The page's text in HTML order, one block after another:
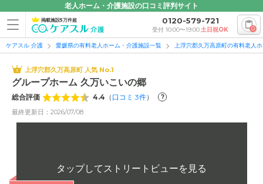
老人ホーム・介護施設の口コミ評判サイト
掲載施設5万件超 0120-579-721
受付 10:00〜19:00土日祝OK 0
ケアスル 介護 愛媛県の有料老人ホーム・介護施設一覧 上浮穴郡久万高原町の有料老人
上浮穴郡久万高原町 人気 No.1
グループホーム 久万いこいの郷
総合評価 4.4 （ 口コミ 3件） ?
最終更新日：2026/07/08